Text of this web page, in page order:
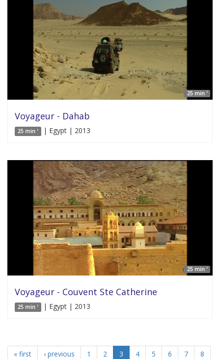
25 min '
Voyageur - Dahab
25 min ' | Egypt | 2013
25 min '
Voyageur - Couvent Ste Catherine
25 min ' | Egypt | 2013
« first ‹ previous 1 2 3 4 5 6 7
8